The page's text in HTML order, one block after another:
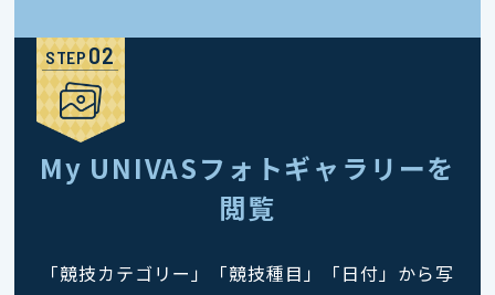
STEP
My UNIVASフォトギャラリーを
閲覧
「競技カテゴリー」「競技種目」「日付」から写